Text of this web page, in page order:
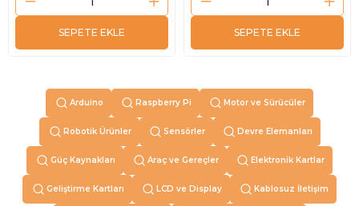
SEPETE EKLE SEPETE EKLE
Arduino Raspberry Pi Motor ve Sürücüler
Robotik Ürünler Sensörler Devre Elemanları
Güç Kaynakları Araç ve Gereçler Elektronik Kartlar
Geliştirme Kartları LCD ve Display Kablosuz İletişim